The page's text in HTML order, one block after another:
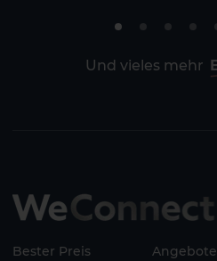
Und vieles mehr
Bester Preis Angebote